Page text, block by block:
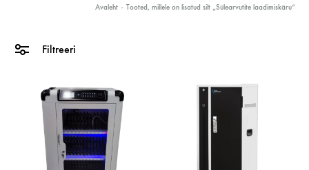
Avaleht - Tooted, millele on lisatud silt „Sülearvutite laadimiskäru“
Filtreeri